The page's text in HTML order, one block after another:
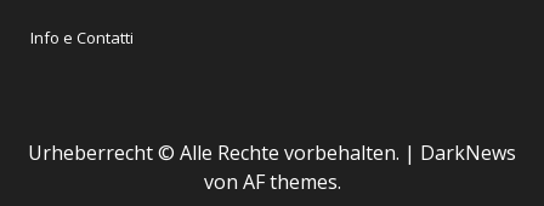
Info e Contatti
Urheberrecht © Alle Rechte vorbehalten. | DarkNews
von AF themes.